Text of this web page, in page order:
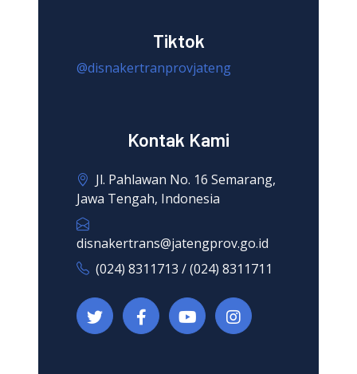
Tiktok
@disnakertranprovjateng
Kontak Kami
Jl. Pahlawan No. 16 Semarang,
Jawa Tengah, Indonesia
disnakertrans@jatengprov.go.id
(024) 8311713 / (024) 8311711